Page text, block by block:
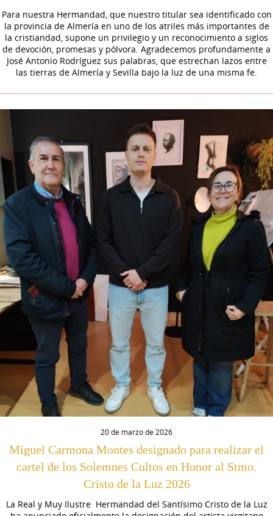
Para nuestra Hermandad, que nuestro titular sea identificado con
la provincia de Almería en uno de los atriles más importantes de
la cristiandad, supone un privilegio y un reconocimiento a siglos
de devoción, promesas y pólvora. Agradecemos profundamente a
José Antonio Rodríguez sus palabras, que estrechan lazos entre
las tierras de Almería y Sevilla bajo la luz de una misma fe.
20 de marzo de 2026
Miguel Carmona Montes designado para realizar el
cartel de los Solemnes Cultos en Honor al Stmo.
Cristo de la Luz 2026
La Real y Muy Ilustre Hermandad del Santísimo Cristo de la Luz